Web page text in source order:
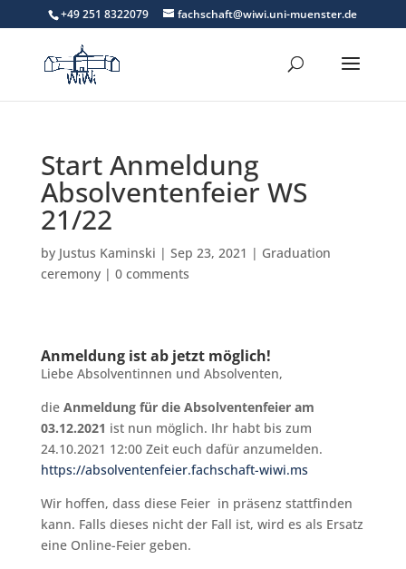
+49 251 8322079 fachschaft@wiwi.uni-muenster.de
Start Anmeldung
Absolventenfeier WS
21/22
by Justus Kaminski | Sep 23, 2021 | Graduation
ceremony| 0 comments
Anmeldung ist ab jetzt möglich!
Liebe Absolventinnen und Absolventen,
die Anmeldung für die Absolventenfeier am
03.12.2021 ist nun möglich. Ihr habt bis zum
24.10.2021 12:00 Zeit euch dafür anzumelden.
https://absolventenfeier.fachschaft-wiwi.ms
Wir hoffen, dass diese Feier in präsenz stattfinden
kann. Falls dieses nicht der Fall ist, wird es als Ersatz
eine Online-Feier geben.